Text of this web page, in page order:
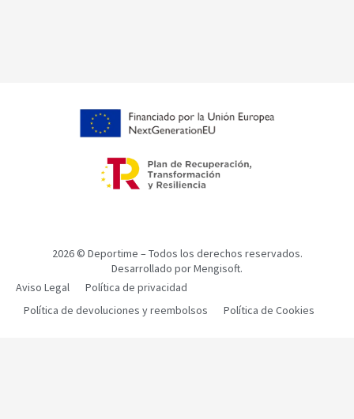
2026© Deportime – Todos los derechos reservados.
Desarrollado porMengisoft.
Aviso Legal
Política de privacidad
Política de devoluciones y reembolsos
Política de Cookies